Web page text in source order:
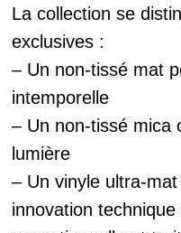
La collection se
exclusives :
– Un non-tissé mat
intemporelle
– Un non-tissé mica
lumière
– Un vinyle ultra-
innovation